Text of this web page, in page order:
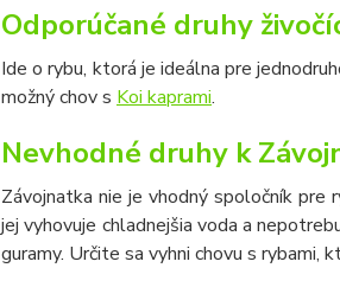
Odporúčané druhy
Ide o rybu, ktorá je ideálna pre
možný chov s Koi kaprami.
Nevhodné druhy k
Závojnatka nie je vhodný spoločník
jej vyhovuje chladnejšia voda a
guramy. Určite sa vyhni chovu s rybami,